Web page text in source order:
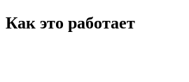
Как это работает